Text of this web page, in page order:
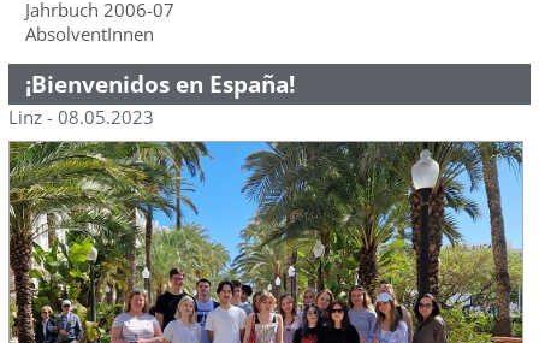
Jahrbuch 2006-07
AbsolventInnen
¡Bienvenidos en España!
Linz - 08.05.2023